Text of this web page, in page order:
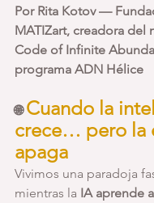
Por Rita Kotov —
MATIZart, creadora del
Code of Infinite
programa ADN Hélice
🌐 Cuando la
crece… pero la
apaga
Vivimos una paradoja
mientras la IA aprende